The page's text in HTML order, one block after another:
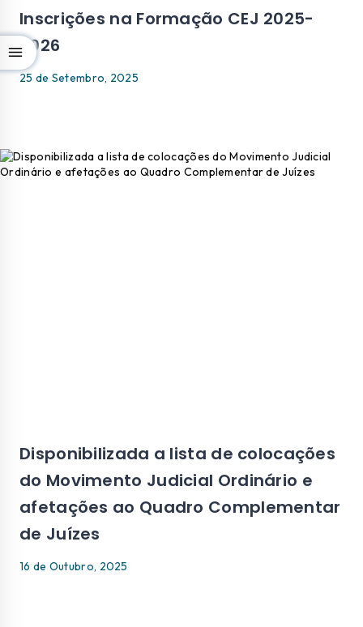
Inscrições na Formação CEJ 2025-
2026
25 de Setembro, 2025
Disponibilizada a lista de colocações
do Movimento Judicial Ordinário e
afetações ao Quadro Complementar
de Juízes
16 de Outubro, 2025